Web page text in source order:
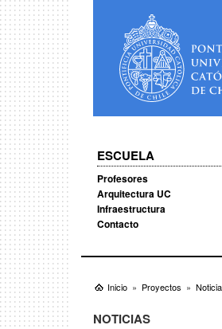
ESCUELA
Profesores
Arquitectura UC
Infraestructura
Contacto
Inicio Proyectos
NOTICIAS